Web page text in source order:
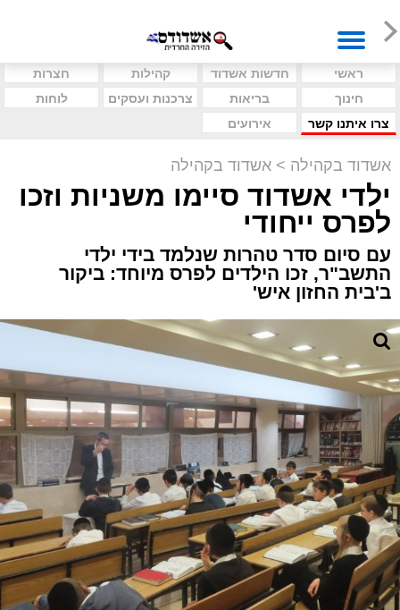
ראשי חדשות אשדוד קהילות
חצרות
חינוך
בריאות צרכנות ועסקים
לוחות
צרו איתנו קשר
אירועים
אשדוד בקהילה > אשדוד בקהילה
ילדי אשדוד סיימו משניות וזכו
לפרס ייחודי
עם סיום סדר טהרות שנלמד בידי ילדי
התשב"ר, זכו הילדים לפרס מיוחד: ביקור
ב'בית החזון איש'